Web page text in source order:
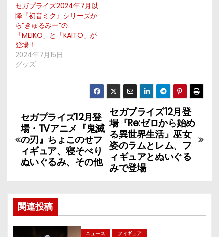
セガプライズ2024年7月以
降『初音ミク』シリーズか
ら“きゅるみー”の
「MEIKO」と「KAITO」が
登場！
2024年7月15日
グッズ
投
稿
ナ
ゲ
ー
セガプライズ12月登
場『Re:ゼロから始め
る異世界生活』巫女
姿のラムとレム、フ
ィギュアとぬいぐる
みで登場
セガプライズ12月登
場・TVアニメ『鬼滅
の刃』ちょこのせフ
ィギュア、寝そべり
ぬいぐるみ、その他
関連投稿
ニュース フィギュア